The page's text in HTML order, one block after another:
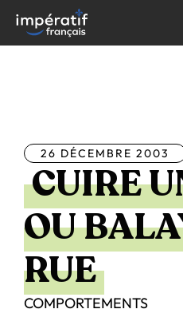
contenu
26 DÉCEMBRE 2003
CUIRE
OU
RUE
COMPORTEMENTS